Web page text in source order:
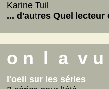
Karine Tuil
... d'autres Quel lecteur
o n l a v u
l'oeil sur les séries